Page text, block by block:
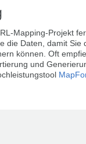
Mapping-Projekt
die Daten, damit Sie
können. Oft
und